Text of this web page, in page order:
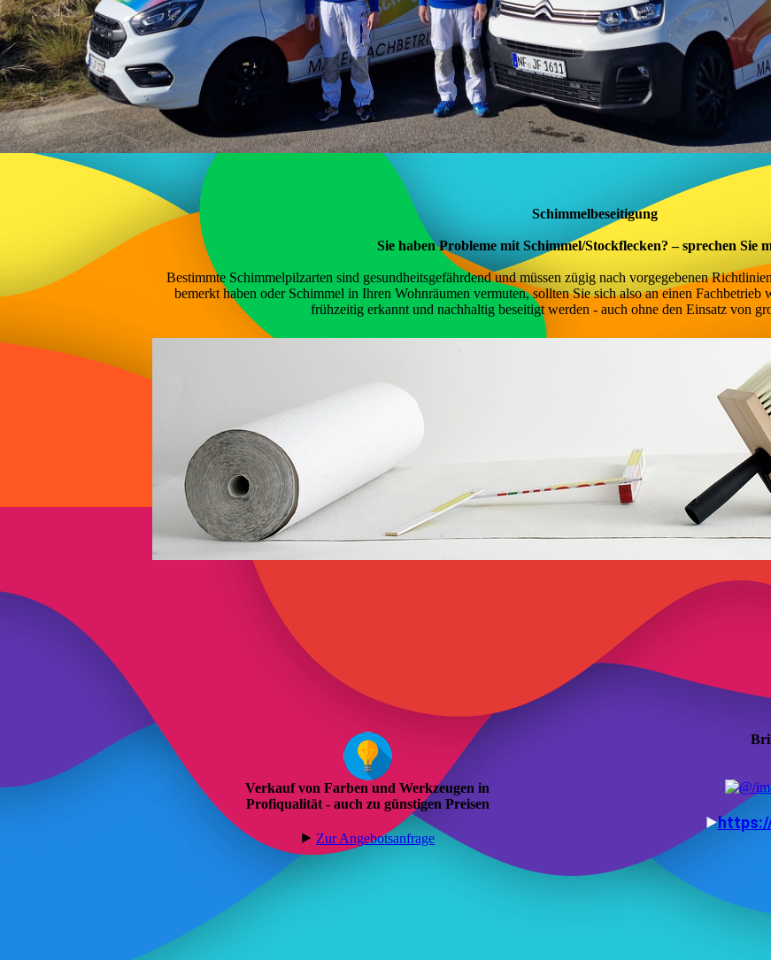
Schimmel­beseitigung
Sie haben Probleme mit Schimmel/Stockflecken? – sprechen Sie
Bestimmte Schimmelpilzarten sind gesundheitsgefährdend und müssen zügig nach vorgegebenen
bemerkt haben oder Schimmel in Ihren Wohnräumen vermuten, sollten Sie sich also an einen
frühzeitig erkannt und nachhaltig beseitigt werden - auch ohne den Einsatz von
Verkauf von Farben und Werkzeugen in
Profiqualität - auch zu günstigen Preisen
⯈ Zur An­ge­bots­an­fra­ge
⯈